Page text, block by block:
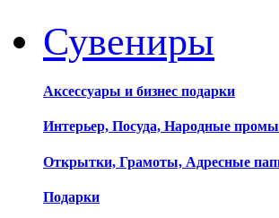
Сувениры
Аксессуары и бизнес подарки
Интерьер, Посуда, Народные
Открытки, Грамоты, Адресные
Подарки